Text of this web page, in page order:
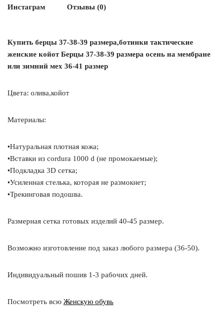
Инстаграм Отзывы (0)
Купить берцы 37-38-39 размера,ботинки тактические
женские койот Берцы 37-38-39 размера осень на мембране
или зимний мех 36-41 размер
Цвета: олива,койот
Материалы:
•Натуральная плотная кожа;
•Вставки из cordura 1000 d (не промокаемые);
•Подкладка 3D сетка;
•Усиленная стелька, которая не размокнет;
•Трекинговая подошва.
Размерная сетка готовых изделий 40-45 размер.
Возможно изготовление под заказ любого размера (36-50).
Индивидуальный пошив 1-3 рабочих дней.
Посмотреть всю Женскую обувь